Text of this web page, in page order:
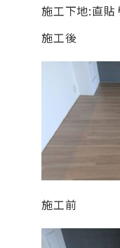
施工下地:直貼
施工後
施工前